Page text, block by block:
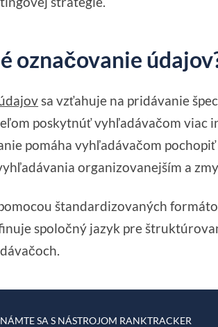
označovanie
sa vzťahuje na pridávanie
poskytnúť vyhľadávačom viac
pomáha vyhľadávačom
organizovanejším a
štandardizovaných
spoločný jazyk pre
SA S NÁSTROJOM RANKTRACKER